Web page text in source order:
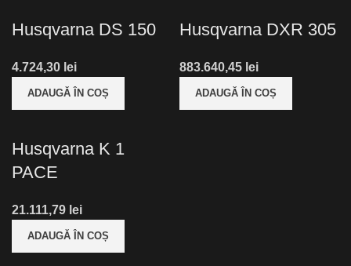
Husqvarna DS 150
lei
ADAUGĂ ÎN COȘ
Husqvarna DXR 305
lei
ADAUGĂ ÎN COȘ
Husqvarna K 1
PACE
lei
ADAUGĂ ÎN COȘ